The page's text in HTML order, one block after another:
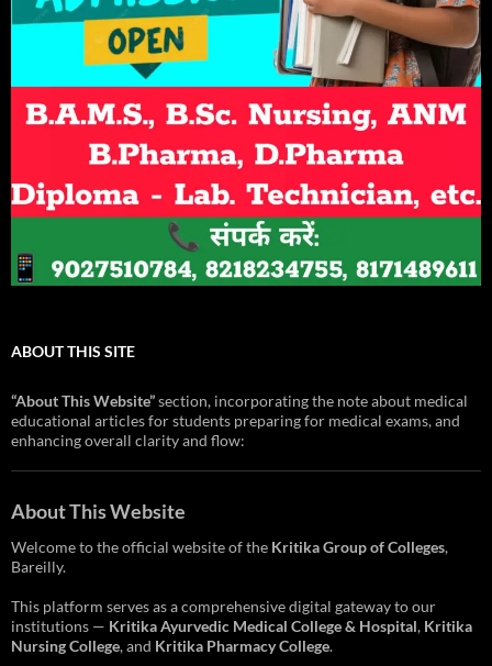
ABOUT THIS SITE
“About This Website”section, incorporating the note about medical
educational articles for students preparing for medical exams, and
enhancing overall clarity and flow:
About This Website
Welcome to the official website of the Kritika Group of Colleges,
Bareilly.
This platform serves as a comprehensive digital gateway to our
institutions — Kritika Ayurvedic Medical College & Hospital, Kritika
Nursing College, and Kritika Pharmacy College.